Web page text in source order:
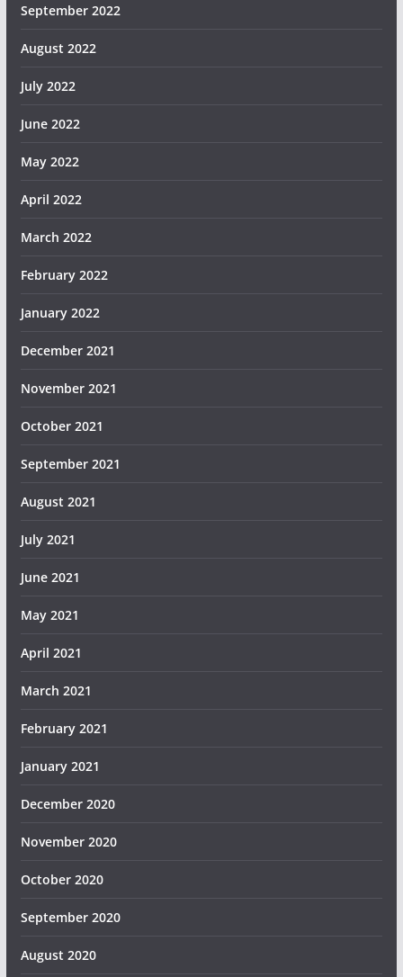
September 2022
August 2022
July 2022
June 2022
May 2022
April 2022
March 2022
February 2022
January 2022
December 2021
November 2021
October 2021
September 2021
August 2021
July 2021
June 2021
May 2021
April 2021
March 2021
February 2021
January 2021
December 2020
November 2020
October 2020
September 2020
August 2020